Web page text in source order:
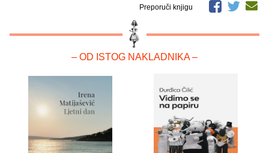
Preporuči knjigu
– OD ISTOG NAKLADNIKA –